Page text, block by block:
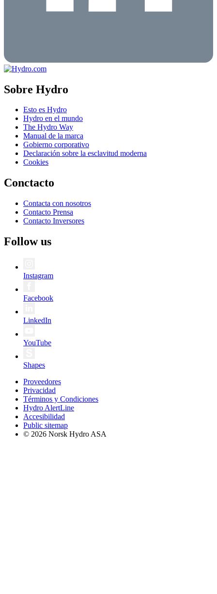
Sobre Hydro
Esto es Hydro
Hydro en el mundo
The Hydro Way
Manual de la marca
Gobierno corporativo
Declaración sobre la esclavitud moderna
Cookies
Conctacto
Contacta con nosotros
Contacto Prensa
Contacto Inversores
Follow us
Instagram
Facebook
LinkedIn
YouTube
Shapes
Proveedores
Privacidad
Términos y Condiciones
Hydro AlertLine
Accesibilidad
Public sitemap
© 2026 Norsk Hydro ASA